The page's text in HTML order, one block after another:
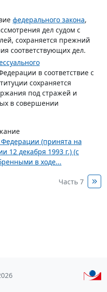
федерального закона,
дел судом с
сохраняется прежний
соответствующих дел.
в соответствие с
сохраняется
под стражей и
в совершении
Федерации (принята на
12 декабря 1993 г.) (с
в ходе...
Часть 7